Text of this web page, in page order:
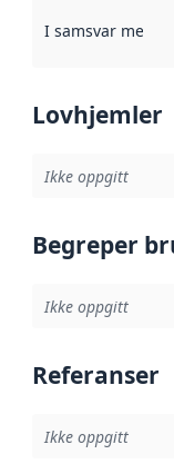
I samsvar med
Lovhjemler
Ikke oppgitt
Begreper
Ikke oppgitt
Referanser
Ikke oppgitt